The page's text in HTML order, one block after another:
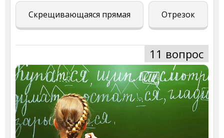
Скрещивающаяся прямая Отрезок
11 вопрос